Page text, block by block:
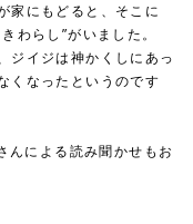
家にもどると、そこに
わらし”がいました。
ジイジは神かくしにあっ
くなったというのです
んによる読み聞かせもお